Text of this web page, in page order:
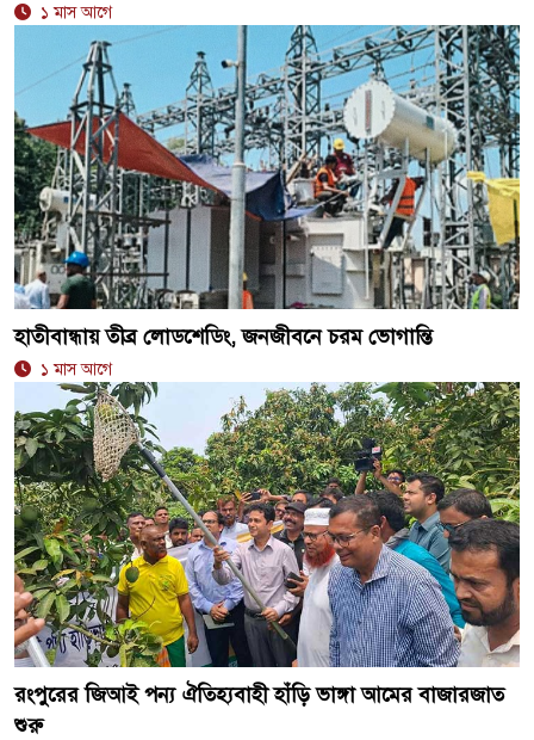
১ মাস আগে
হাতীবান্ধায় তীব্র লোডশেডিং, জনজীবনে চরম ভোগান্তি
১ মাস আগে
রংপুরের জিআই পন্য ঐতিহ্যবাহী হাঁড়ি ভাঙ্গা আমের বাজারজাত
শুরু